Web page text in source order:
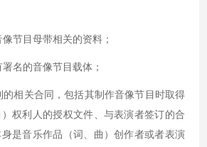
像节目母带相关的资料；
署名的音像节目载体；
的相关合同，包括其制作音像节目时取得
权利人的授权文件、与表演者签订的合
是音乐作品（词、曲）创作者或者表演